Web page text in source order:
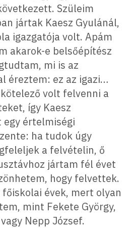
Szüleim
jártak Kaesz Gyulánál,
igazgatója volt. Apám
akarok-e belsőépítész
mi is az
éreztem: ez az igazi…
volt felvenni a
így Kaesz
értelmiségi
ha tudok úgy
a felvételin, ő
jártam fél évet
hogy felvettek.
évek, mert olyan
mint Fekete György,
Nepp József.